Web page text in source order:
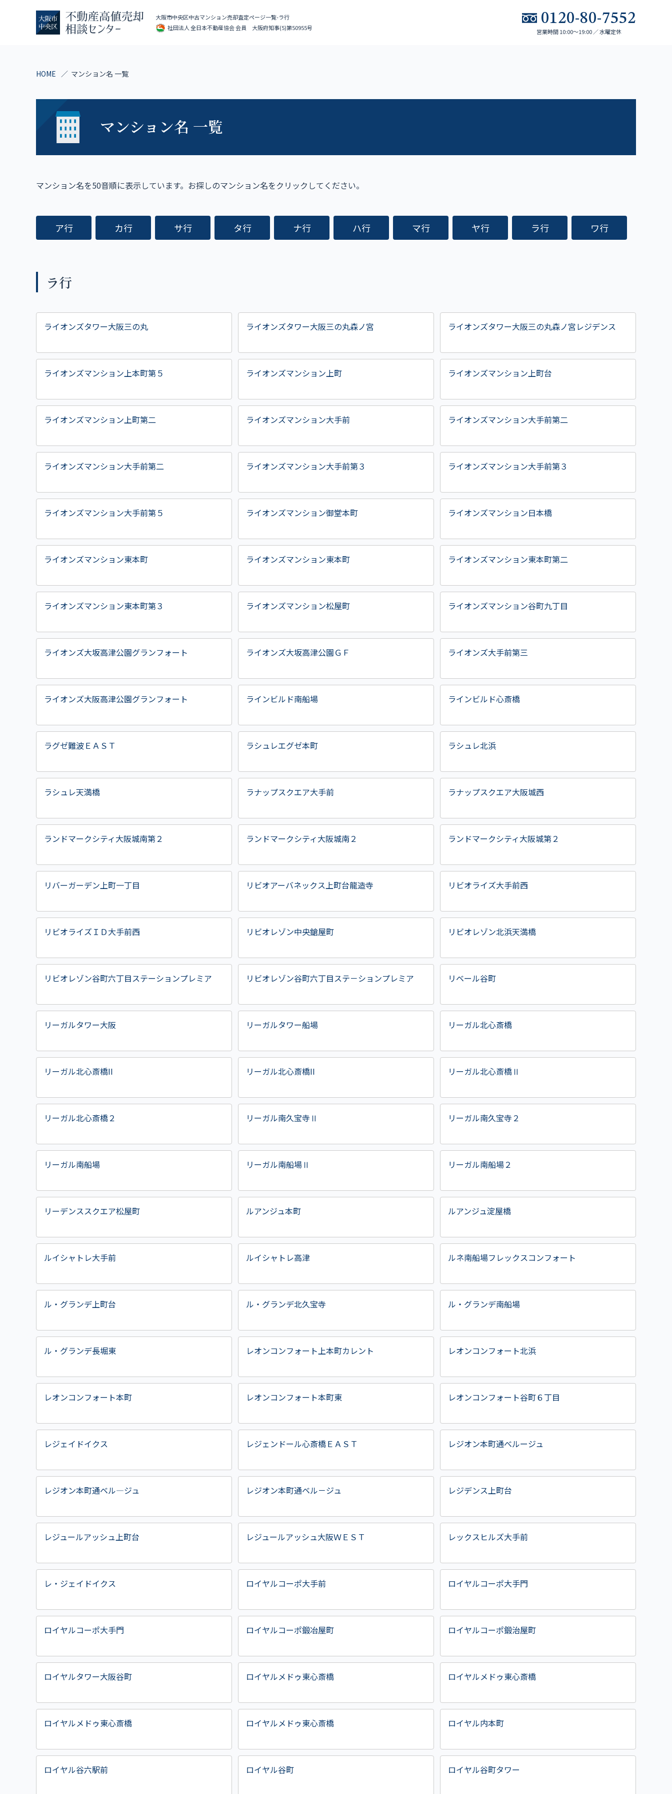
大阪市中央区中古マンション売却査定ページ一覧-ラ行
社団法人 全日本不動産協会 会員 大阪府知事(5)第50955号
0120-80-7552
営業時間 10:00～19:00 ／ 水曜定休
HOME マンション名 一覧
マンション名 一覧
マンション名を50音順に表示しています。お探しのマンション名をクリックしてください。
ア行 カ行 サ行 タ行 ナ行 ハ行 マ行 ヤ行 ラ行 ワ行
ラ行
ライオンズタワー大阪三の丸 ライオンズタワー大阪三の丸森ノ宮 ライオンズタワー大阪三の丸森ノ宮レジデンス
ライオンズマンション上本町第５ ライオンズマンション上町 ライオンズマンション上町台
ライオンズマンション上町第二 ライオンズマンション大手前 ライオンズマンション大手前第二
ライオンズマンション大手前第二 ライオンズマンション大手前第３ ライオンズマンション大手前第３
ライオンズマンション大手前第５ ライオンズマンション御堂本町 ライオンズマンション日本橋
ライオンズマンション東本町 ライオンズマンション東本町 ライオンズマンション東本町第二
ライオンズマンション東本町第３ ライオンズマンション松屋町 ライオンズマンション谷町九丁目
ライオンズ大坂高津公園グランフォート ライオンズ大坂高津公園ＧＦ ライオンズ大手前第三
ライオンズ大阪高津公園グランフォート ラインビルド南船場 ラインビルド心斎橋
ラグゼ難波ＥＡＳＴ ラシュレエグゼ本町 ラシュレ北浜
ラシュレ天満橋 ラナップスクエア大手前 ラナップスクエア大阪城西
ランドマークシティ大阪城南第２ ランドマークシティ大阪城南２ ランドマークシティ大阪城第２
リバーガーデン上町一丁目 リビオアーバネックス上町台龍造寺 リビオライズ大手前西
リビオライズＩＤ大手前西 リビオレゾン中央鎗屋町 リビオレゾン北浜天満橋
リビオレゾン谷町六丁目ステーションプレミア リビオレゾン谷町六丁目ステ－ションプレミア リベール谷町
リーガルタワー大阪 リーガルタワー船場 リーガル北心斎橋
リーガル北心斎橋II リーガル北心斎橋II リーガル北心斎橋Ⅱ
リーガル北心斎橋２ リーガル南久宝寺Ⅱ リーガル南久宝寺２
リーガル南船場 リーガル南船場Ⅱ リーガル南船場２
リーデンススクエア松屋町 ルアンジュ本町 ルアンジュ淀屋橋
ルイシャトレ大手前 ルイシャトレ高津 ルネ南船場フレックスコンフォート
ル・グランデ上町台 ル・グランデ北久宝寺 ル・グランデ南船場
ル・グランデ長堀東 レオンコンフォート上本町カレント レオンコンフォート北浜
レオンコンフォート本町 レオンコンフォート本町東 レオンコンフォート谷町６丁目
レジェイドイクス レジェンドール心斎橋ＥＡＳＴ レジオン本町通べルージュ
レジオン本町通ベル―ジュ レジオン本町通ベル－ジュ レジデンス上町台
レジュールアッシュ上町台 レジュールアッシュ大阪ＷＥＳＴ レックスヒルズ大手前
レ・ジェイドイクス ロイヤルコーポ大手前 ロイヤルコーポ大手門
ロイヤルコーポ大手門 ロイヤルコーポ鍛冶屋町 ロイヤルコーポ鍛治屋町
ロイヤルタワー大阪谷町 ロイヤルメドゥ東心斎橋 ロイヤルメドゥ東心斎橋
ロイヤルメドゥ東心斎橋 ロイヤルメドゥ東心斎橋 ロイヤル内本町
ロイヤル谷六駅前 ロイヤル谷町 ロイヤル谷町タワー